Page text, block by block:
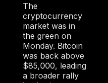
The
cryptocurrency
market was in
the green on
Monday. Bitcoin
was back above
$85,000, leading
a broader rally